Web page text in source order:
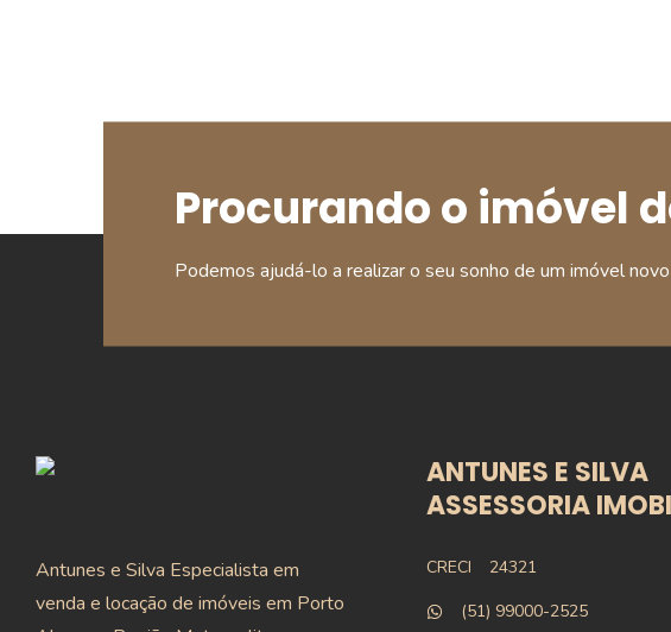
Procurando o imóvel
Podemos ajudá-lo a realizar o seu sonho de um imóvel novo
Antunes e Silva Especialista em
venda e locação de imóveis em Porto
ANTUNES E SILVA
ASSESSORIA
CRECI
24321
(51) 99000-2525